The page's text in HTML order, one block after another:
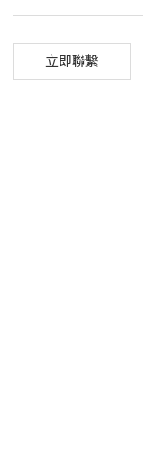
立即聯繫